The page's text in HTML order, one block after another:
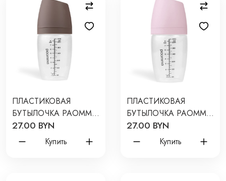
ПЛАСТИКОВАЯ
БУТЫЛОЧКА PAOMMA
240 МЛ ЦВЕТ: TAUPE
27.00 BYN
Купить
ПЛАСТИКОВАЯ
БУТЫЛОЧКА PAOMMA
240 МЛ ЦВЕТ: ZEPHYR
27.00 BYN
Купить